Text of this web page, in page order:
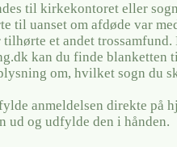
til kirkekontoret eller
til uanset om afdøde var
et andet trossamfund.
kan du finde blanketten
om, hvilket sogn du
anmeldelsen direkte på
ud og udfylde den i hånden.